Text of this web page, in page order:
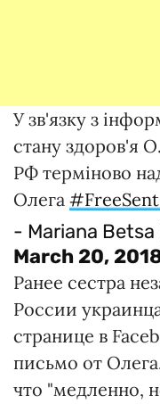
У зв'язку з
стану здоров'я
РФ терміново
Олега
- Mariana
March 20,
Ранее сестра
России
странице в
письмо от
что "медленно,